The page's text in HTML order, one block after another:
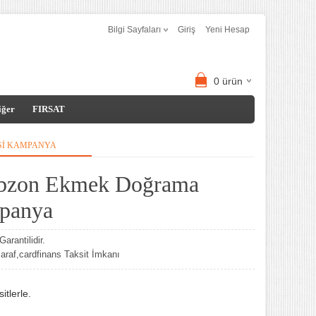
Bilgi Sayfaları Giriş Yeni Hesap
0 ürün
FIRSAT
KAMPANYA
Ekmek Doğrama
Taksit İmkanı